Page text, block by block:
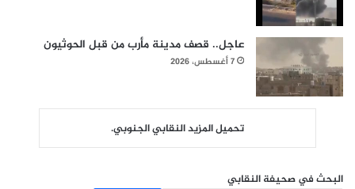
عاجل.. قصف مدينة مأرب من قبل الحوثيون
7 أغسطس، 2026
تحميل المزيد النقابي الجنوبي.
البحث في صحيفة النقابي